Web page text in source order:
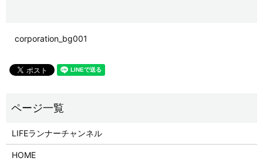
corporation_bg001
LIFEランナーチャンネル
HOME